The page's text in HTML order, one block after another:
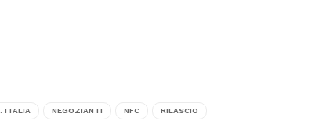
ITALIA NEGOZIANTI NFC RILASCIO